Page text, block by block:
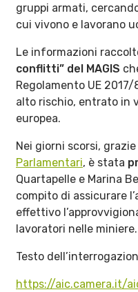
gruppi armati,
cui vivono e lavorano
Le informazioni
conflitti” del MAGIS
Regolamento UE 2017/
alto rischio, entrato in
europea.
Nei giorni scorsi,
Parlamentari, è stata
Quartapelle e Marina
compito di assicurare
effettivo
lavoratori nelle miniere.
Testo
https://aic.camera.it/